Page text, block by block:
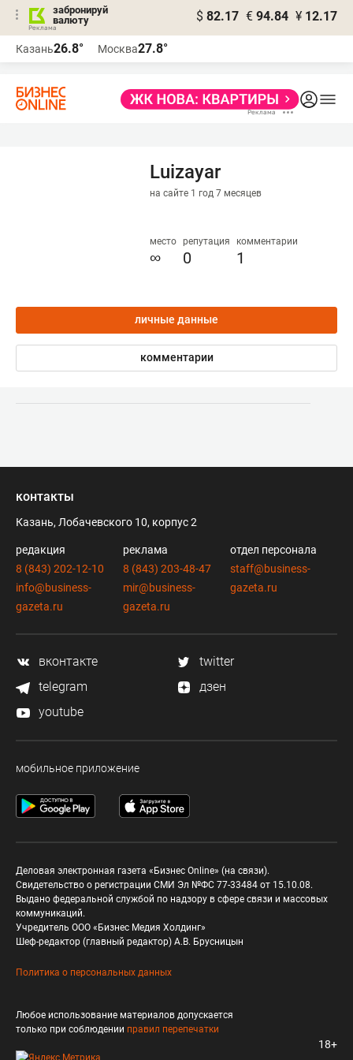
забронируй
валюту
$ 82.17 € 94.84 ¥ 12.17
Казань26.8° Москва27.8°
Luizayar
на сайте 1 год 7 месяцев
место
∞
репутация
0
комментарии
1
личные данные
комментарии
контакты
Казань, Лобачевского 10, корпус 2
редакция
8 (843) 202-12-10
info@business-
gazeta.ru
реклама
8 (843) 203-48-47
mir@business-
gazeta.ru
отдел персонала
staff@business-
gazeta.ru
вконтакте
twitter
telegram
дзен
youtube
мобильное приложение
Деловая электронная газета «Бизнес Online» (на связи).
Свидетельство о регистрации СМИ Эл №ФС 77-33484 от 15.10.08.
Выдано федеральной службой по надзору в сфере связи и массовых
коммуникаций.
Учредитель ООО «Бизнес Медия Холдинг»
Шеф-редактор (главный редактор) А.В. Брусницын
Политика о персональных данных
Любое использование материалов допускается
только при соблюдении правил перепечатки
18+